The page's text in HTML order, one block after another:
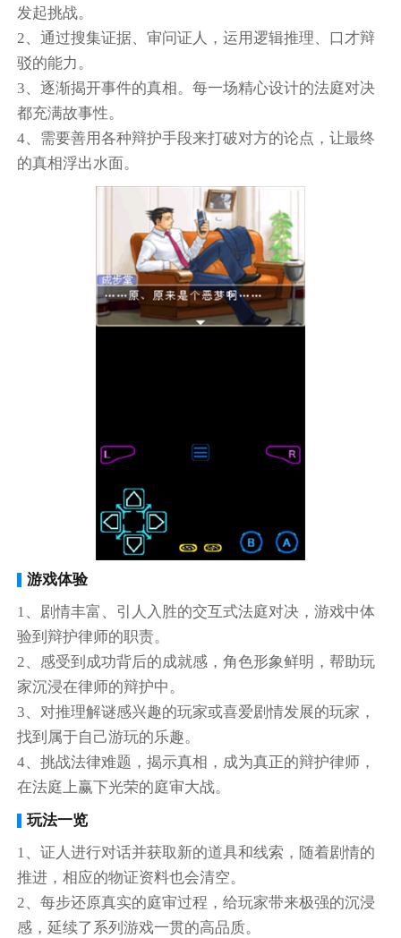
发起挑战。
2、通过搜集证据、审问证人，运用逻辑推理、口才辩
驳的能力。
3、逐渐揭开事件的真相。每一场精心设计的法庭对决
都充满故事性。
4、需要善用各种辩护手段来打破对方的论点，让最终
的真相浮出水面。
游戏体验
1、剧情丰富、引人入胜的交互式法庭对决，游戏中体
验到辩护律师的职责。
2、感受到成功背后的成就感，角色形象鲜明，帮助玩
家沉浸在律师的辩护中。
3、对推理解谜感兴趣的玩家或喜爱剧情发展的玩家，
找到属于自己游玩的乐趣。
4、挑战法律难题，揭示真相，成为真正的辩护律师，
在法庭上赢下光荣的庭审大战。
玩法一览
1、证人进行对话并获取新的道具和线索，随着剧情的
推进，相应的物证资料也会清空。
2、每步还原真实的庭审过程，给玩家带来极强的沉浸
感，延续了系列游戏一贯的高品质。